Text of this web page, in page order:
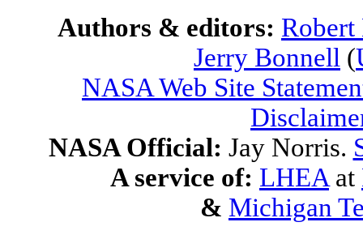
Authors & editors:
Jerry Bonnell (
NASA Web Site
NASA Official: Jay Norris.
A service of: LHEA at
& Michigan